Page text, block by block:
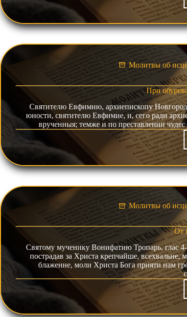
Молитвы об
При
Святителю Евфимию, архиепископу
юности, святителю Евфимие, и, сего ради
врученныя; темже и по преставлении
Молитвы об
От
Святому мученику Вонифатию Тропарь, глас
пострадав за Христа крепчайше,
блаженне, моли Христа Бога прияти нам